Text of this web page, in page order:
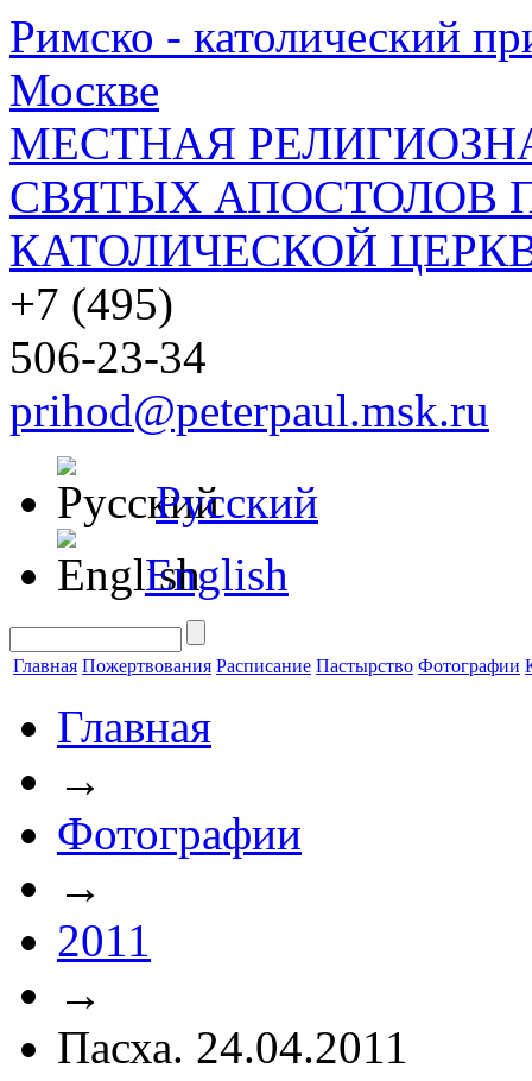
Римско - католический
Москве
МЕСТНАЯ
СВЯТЫХ АПОСТОЛОВ
КАТОЛИЧЕСКОЙ
+7 (495)
506-23-34
prihod@peterpaul.msk.ru
Русский
English
Главная Пожертвования Расписание Пастырство Фотографии
Главная
→
Фотографии
→
2011
→
Пасха. 24.04.2011